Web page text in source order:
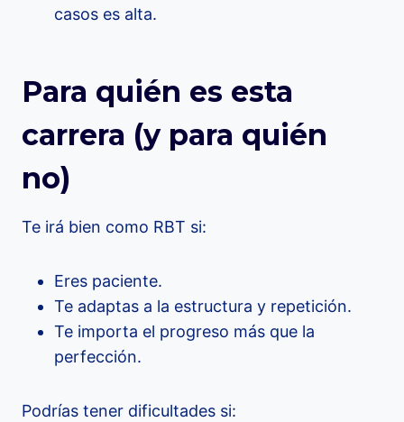
casos es alta.
Para quién es esta
carrera (y para quién
no)
Te irá bien como RBT si:
Eres paciente.
Te adaptas a la estructura y repetición.
Te importa el progreso más que la
perfección.
Podrías tener dificultades si: